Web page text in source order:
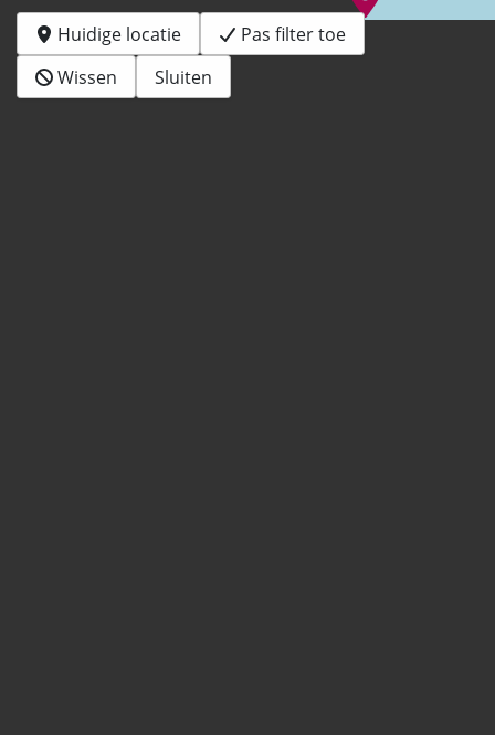
Huidige locatie
Pas filter toe
Wissen
Sluiten